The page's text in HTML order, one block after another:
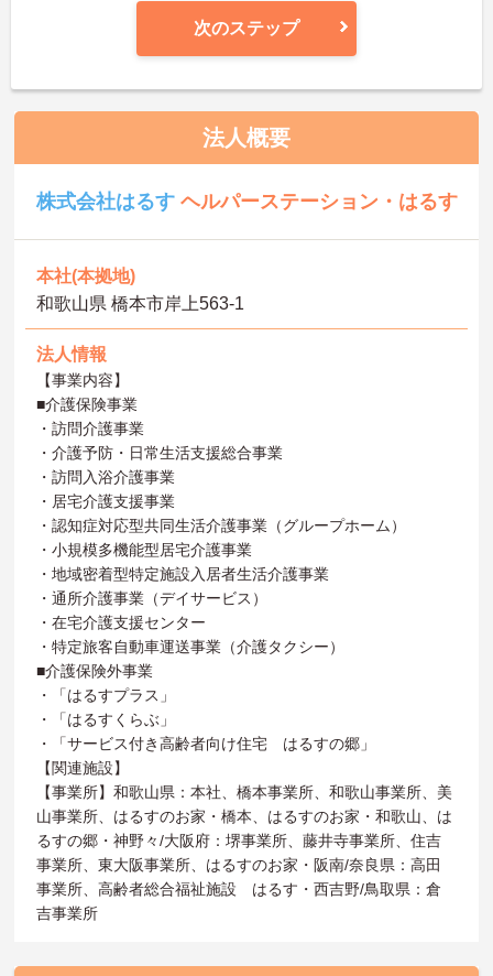
次のステップ
法人概要
株式会社はるすヘルパーステーション・はるす
本社(本拠地)
和歌山県 橋本市岸上563-1
法人情報
【事業内容】
■介護保険事業
・訪問介護事業
・介護予防・日常生活支援総合事業
・訪問入浴介護事業
・居宅介護支援事業
・認知症対応型共同生活介護事業（グループホーム）
・小規模多機能型居宅介護事業
・地域密着型特定施設入居者生活介護事業
・通所介護事業（デイサービス）
・在宅介護支援センター
・特定旅客自動車運送事業（介護タクシー）
■介護保険外事業
・「はるすプラス」
・「はるすくらぶ」
・「サービス付き高齢者向け住宅 はるすの郷」
【関連施設】
【事業所】和歌山県：本社、橋本事業所、和歌山事業所、美
山事業所、はるすのお家・橋本、はるすのお家・和歌山、は
るすの郷・神野々/大阪府：堺事業所、藤井寺事業所、住吉
事業所、東大阪事業所、はるすのお家・阪南/奈良県：高田
事業所、高齢者総合福祉施設 はるす・西吉野/鳥取県：倉
吉事業所